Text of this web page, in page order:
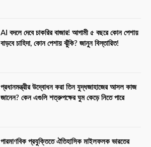
AI বদলে দেবে চাকরির বাজার! আগামী ৫ বছরে কোন পেশায়
বাড়বে চাহিদা, কোন পেশায় ঝুঁকি? জানুন বিস্তারিত!
প্রধানমন্ত্রীর উদ্বোধন করা তিন যুদ্ধজাহাজের আসল কাজ
জানেন? কেন এগুলি শত্রুপক্ষের ঘুম কেড়ে নিতে পারে
পারমাণবিক প্রযুক্তিতে ঐতিহাসিক মাইলফলক ভারতের